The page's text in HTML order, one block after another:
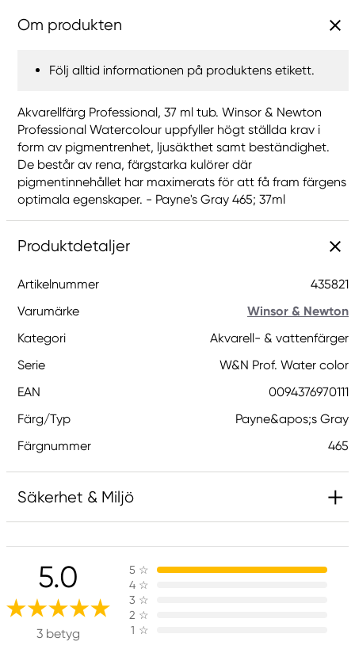
Om produkten
Följ alltid informationen på produktens etikett.
Akvarellfärg Professional, 37 ml tub. Winsor & Newton
Professional Watercolour uppfyller högt ställda krav i
form av pigmentrenhet, ljusäkthet samt beständighet.
De består av rena, färgstarka kulörer där
pigmentinnehållet har maximerats för att få fram färgens
optimala egenskaper. - Payne's Gray 465; 37ml
Produktdetaljer
Artikelnummer
435821
Varumärke
Winsor & Newton
Kategori
Akvarell- & vattenfärger
Serie
W&N Prof. Water color
EAN
0094376970111
Färg/Typ
Payne&apos;s Gray
Färgnummer
465
Säkerhet & Miljö
Innehåller 2-metyl-1,2-bensotiazol-3-(2H)-on;
[MBIT]. Kan orsaka en allergisk reaktion.
Ansvarig EU
Winsor & Newton
5.0
3 betyg
5 ☆
4 ☆
3 ☆
2 ☆
1 ☆